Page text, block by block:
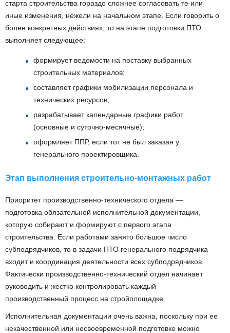
старта строительства гораздо сложнее согласовать те или
иные изменения, нежели на начальном этапе. Если говорить о
более конкретных действиях, то на этапе подготовки ПТО
выполняет следующее:
формирует ведомости на поставку выбранных
строительных материалов;
составляет графики мобилизации персонала и
технических ресурсов;
разрабатывает календарные графики работ
(основные и суточно-месячные);
оформляет ППР, если тот не был заказан у
генерального проектировщика.
Этап выполнения строительно-монтажных работ
Приоритет производственно-технического отдела —
подготовка обязательной исполнительной документации,
которую собирают и формируют с первого этапа
строительства. Если работами занято большое число
субподрядчиков, то в задачи ПТО генерального подрядчика
входит и координация деятельности всех субподрядчиков.
Фактически производственно-технический отдел начинает
руководить и жестко контролировать каждый
производственный процесс на стройплощадке.
Исполнительная документации очень важна, поскольку при ее
некачественной или несвоевременной подготовке можно